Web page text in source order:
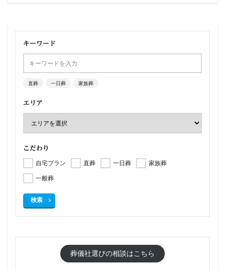
キーワード
直葬 一日葬 家族葬
エリア
こだわり
自宅プラン 直葬 一日葬
家族葬
一般葬
検索
葬儀社選びの相談はこちら